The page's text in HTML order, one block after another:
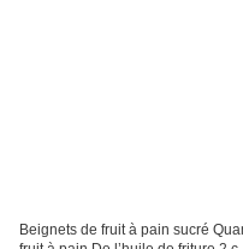
Beignets de fruit à pain sucré